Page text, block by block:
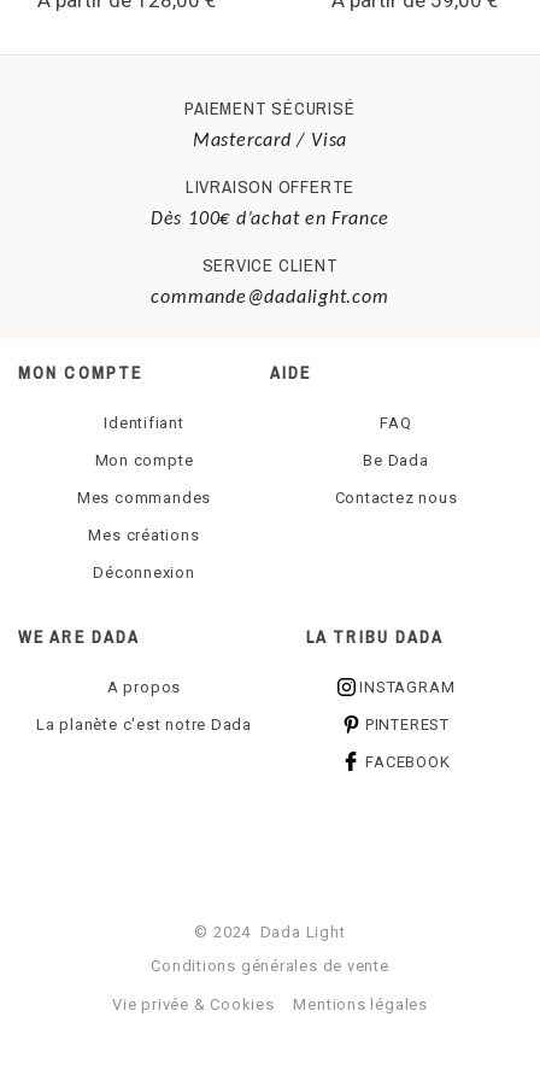
tirages photos, et changer d’ambiance à volonté !
Prise secteur 5V
batterie requise
type d'ampoule
Basse consommation
PAIEMENT SÉCURISÉ
Mastercard / Visa
LIVRAISON OFFERTE
Dès 100€ d’achat en France
SERVICE CLIENT
commande@dadalight.com
MON COMPTE
Identifiant
Mon compte
Mes commandes
Mes créations
Déconnexion
AIDE
FAQ
Be Dada
Contactez nous
WE ARE DADA
A propos
La planète c'est notre Dada
LA TRIBU DADA
INSTAGRAM
PINTEREST
FACEBOOK
© 2024 Dada Light
Conditions générales de vente
Vie privée & Cookies Mentions légales